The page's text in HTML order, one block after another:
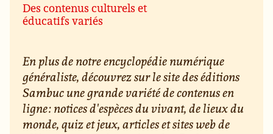
Des contenus culturels et
éducatifs variés
En plus de notre encyclopédie numérique
généraliste, découvrez sur le site des éditions
Sambuc une grande variété de contenus en
ligne : notices d'espèces du vivant, de lieux du
monde, quiz et jeux, articles et sites web de